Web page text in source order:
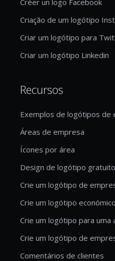
Criação de um logótipo
Criar um logótipo para
Criar um logótipo Linkedin
Recursos
Exemplos de logótipos de
Áreas de empresa
Ícones por área
Design de logótipo gratuito
Crie um logótipo de
Crie um logótipo económico
Crie um logótipo para uma
Crie um logótipo de
Comentários de clientes